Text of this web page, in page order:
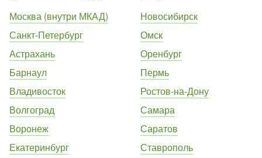
Москва (внутри МКАД)
Санкт-Петербург
Астрахань
Барнаул
Владивосток
Волгоград
Воронеж
Екатеринбург
Новосибирск
Омск
Оренбург
Пермь
Ростов-на-Дону
Самара
Саратов
Ставрополь